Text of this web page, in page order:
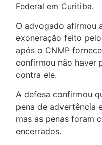
Federal em Curitiba.
O advogado afirmou
exoneração feito
após o CNMP
confirmou não haver
contra ele.
A defesa confirmou
pena de advertência
mas as penas foram
encerrados.